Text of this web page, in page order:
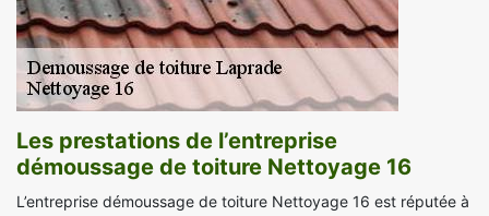
Les prestations de l’entreprise
démoussage de toiture Nettoyage 16
L’entreprise démoussage de toiture Nettoyage 16 est réputée à